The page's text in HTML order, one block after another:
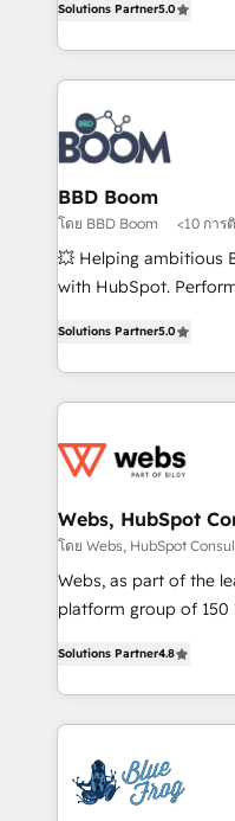
customer engagement.
measurable, scalable
enterprise-grade
builds scalable
revenue. ⚙️ HubSpot Integration & Optimization •
Seamless CRM, CMS,
Complex platform
Custom APIs and third-
End Revenue
pipeline growth
and CRM
Execution • 750+
implementations •
Solutions Partner5.0
BBD Boom
โดย BBD Boom <10 การ
💥 Helping ambitious
with HubSpot.
to HubSpot Better.
solve all your
adoption, sales
the first time 🔧
and build using
with other systems 🎓
HubSpot pros 📊
HubSpot Why us? - SIX HubSpot Accreditations -
CRM, Solutions Architecture,
Migration, Custom
team of 25+ experts Contact us today to help you
get more from your
Solutions Partner5.0
Webs, HubSpot
โดย Webs, HubSpot
Webs, as part of the
platform group of 150 Fte, is the
maximizing EBITDA
Excellence. With our
strengthen your
Implementation
drive your business forward. Since 2015
Solutions Partner4.8